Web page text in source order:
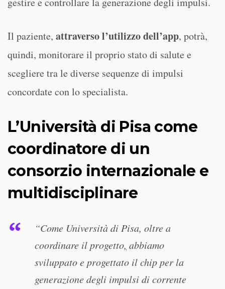
Il paziente, attraverso l’utilizzo dell’app, potrà,
quindi, monitorare il proprio stato di salute e
scegliere tra le diverse sequenze di impulsi
concordate con lo specialista.
L’Università di Pisa come
coordinatore di un
consorzio internazionale e
multidisciplinare
“Come Università di Pisa, oltre a
coordinare il progetto, abbiamo
sviluppato e progettato il chip per la
generazione degli impulsi di corrente